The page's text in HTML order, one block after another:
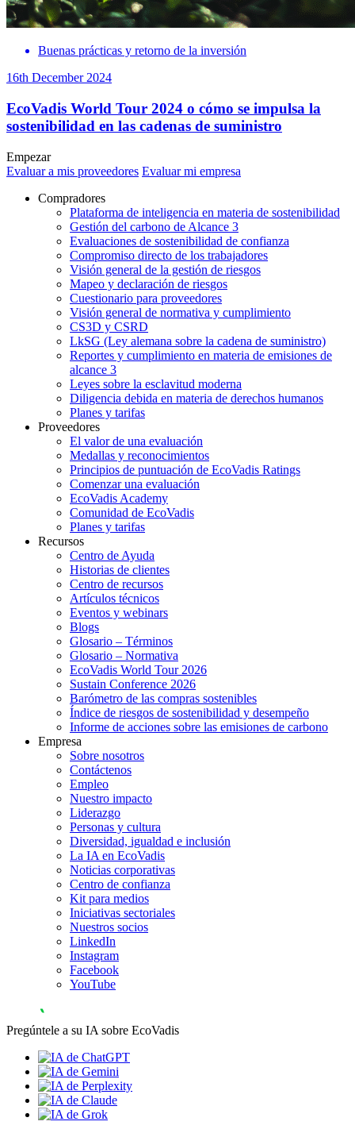
Buenas prácticas y retorno de la inversión
16th December 2024
EcoVadis World Tour 2024 o cómo se impulsa la
sostenibilidad en las cadenas de suministro
Empezar
Evaluar a mis proveedores Evaluar mi empresa
Compradores
Plataforma de inteligencia en materia de sostenibilidad
Gestión del carbono de Alcance 3
Evaluaciones de sostenibilidad de confianza
Compromiso directo de los trabajadores
Visión general de la gestión de riesgos
Mapeo y declaración de riesgos
Cuestionario para proveedores
Visión general de normativa y cumplimiento
CS3D y CSRD
LkSG (Ley alemana sobre la cadena de suministro)
Reportes y cumplimiento en materia de emisiones de
alcance 3
Leyes sobre la esclavitud moderna
Diligencia debida en materia de derechos humanos
Planes y tarifas
Proveedores
El valor de una evaluación
Medallas y reconocimientos
Principios de puntuación de EcoVadis Ratings
Comenzar una evaluación
EcoVadis Academy
Comunidad de EcoVadis
Planes y tarifas
Recursos
Centro de Ayuda
Historias de clientes
Centro de recursos
Artículos técnicos
Eventos y webinars
Blogs
Glosario – Términos
Glosario – Normativa
EcoVadis World Tour 2026
Sustain Conference 2026
Barómetro de las compras sostenibles
Índice de riesgos de sostenibilidad y desempeño
Informe de acciones sobre las emisiones de carbono
Empresa
Sobre nosotros
Contáctenos
Empleo
Nuestro impacto
Liderazgo
Personas y cultura
Diversidad, igualdad e inclusión
La IA en EcoVadis
Noticias corporativas
Centro de confianza
Kit para medios
Iniciativas sectoriales
Nuestros socios
LinkedIn
Instagram
Facebook
YouTube
Pregúntele a su IA sobre EcoVadis